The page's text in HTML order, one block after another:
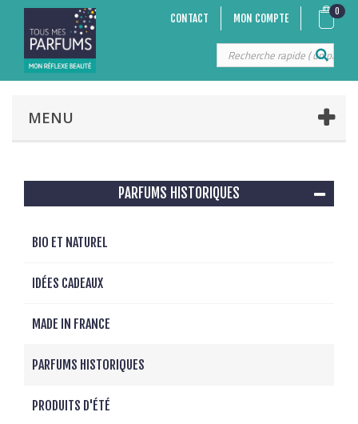
0
CONTACT MON COMPTE
MENU
PARFUMS HISTORIQUES
BIO ET NATUREL
IDÉES CADEAUX
MADE IN FRANCE
PARFUMS HISTORIQUES
PRODUITS D'ÉTÉ